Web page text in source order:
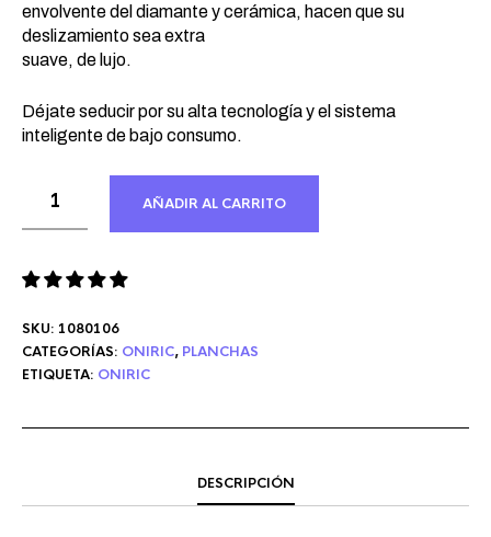
envolvente del diamante y cerámica, hacen que su
deslizamiento sea extra
suave, de lujo.
Déjate seducir por su alta tecnología y el sistema
inteligente de bajo consumo.
AÑADIR AL CARRITO
SKU: 1080106
CATEGORÍAS: ONIRIC, PLANCHAS
ETIQUETA: ONIRIC
DESCRIPCIÓN